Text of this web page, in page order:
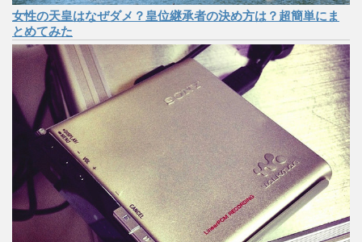
女性の天皇はなぜダメ？皇位継承者の決め方は？超簡単にま
とめてみた